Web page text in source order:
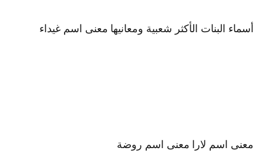
أسماء البنات الأكثر شعبية ومعانيها معنى اسم غيداء
معنى اسم لارا معنى اسم روضة